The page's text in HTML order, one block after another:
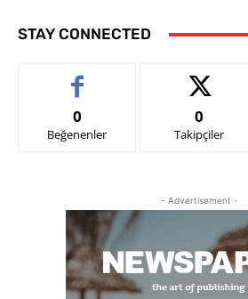
STAY CONNECTED
0
Beğenenler
0
Takipçiler
- Advertisement -